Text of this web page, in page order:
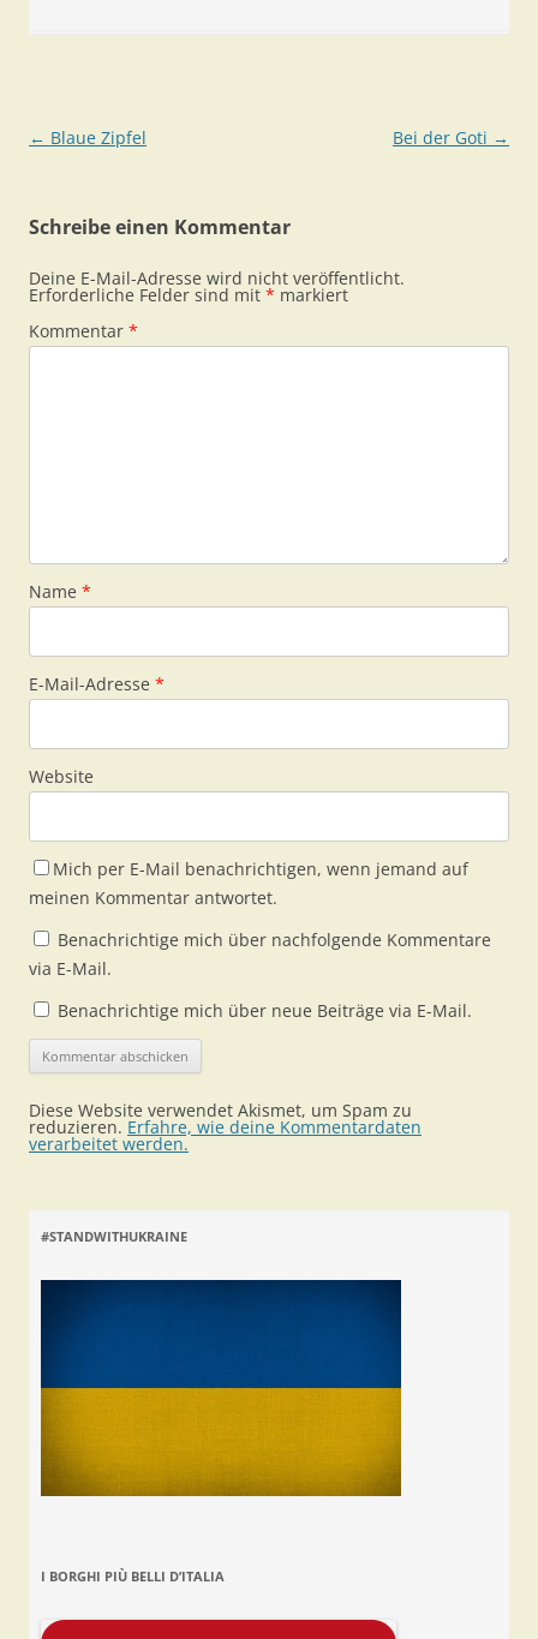
Beitragsnavigation
← Blaue Zipfel Bei der Goti →
Schreibe einen Kommentar
Deine E-Mail-Adresse wird nicht veröffentlicht.
Erforderliche Felder sind mit * markiert
Kommentar *
Name *
E-Mail-Adresse *
Website
Mich per E-Mail benachrichtigen, wenn jemand auf
meinen Kommentar antwortet.
Benachrichtige mich über nachfolgende Kommentare
via E-Mail.
Benachrichtige mich über neue Beiträge via E-Mail.
Diese Website verwendet Akismet, um Spam zu
reduzieren. Erfahre, wie deine Kommentardaten
verarbeitet werden.
#STANDWITHUKRAINE
I BORGHI PIÙ BELLI D’ITALIA